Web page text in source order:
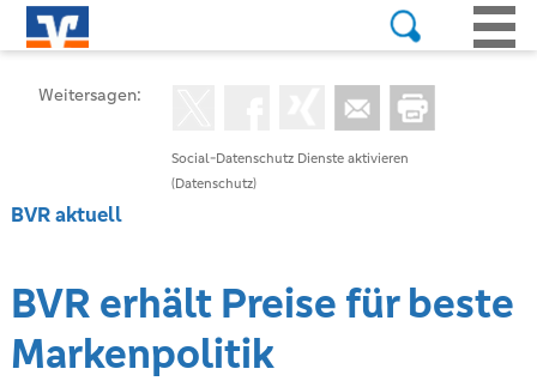
Social-Datenschutz Dienste aktivieren
(Datenschutz)
Weitersagen:
BVR aktuell
BVR erhält Preise für beste
Markenpolitik